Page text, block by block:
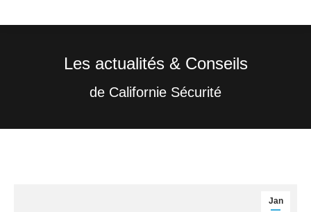
Les actualités & Conseils
de Californie Sécurité
Jan